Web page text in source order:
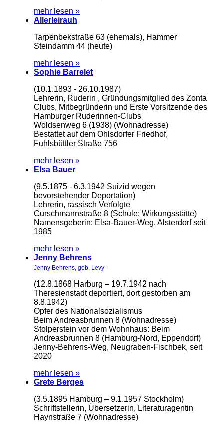
mehr lesen »
Allerleirauh
Tarpenbekstraße 63 (ehemals), Hammer
Steindamm 44 (heute)
mehr lesen »
Sophie Barrelet
(10.1.1893 - 26.10.1987)
Lehrerin, Ruderin , Gründungsmitglied des Zonta
Clubs, Mitbegründerin und Erste Vorsitzende des
Hamburger Ruderinnen-Clubs
Woldsenweg 6 (1938) (Wohnadresse)
Bestattet auf dem Ohlsdorfer Friedhof,
Fuhlsbüttler Straße 756
mehr lesen »
Elsa Bauer
(9.5.1875 - 6.3.1942 Suizid wegen
bevorstehender Deportation)
Lehrerin, rassisch Verfolgte
Curschmannstraße 8 (Schule: Wirkungsstätte)
Namensgeberin: Elsa-Bauer-Weg, Alsterdorf seit
1985
mehr lesen »
Jenny Behrens
Jenny Behrens, geb. Levy
(12.8.1868 Harburg – 19.7.1942 nach
Theresienstadt deportiert, dort gestorben am
8.8.1942)
Opfer des Nationalsozialismus
Beim Andreasbrunnen 8 (Wohnadresse)
Stolperstein vor dem Wohnhaus: Beim
Andreasbrunnen 8 (Hamburg-Nord, Eppendorf)
Jenny-Behrens-Weg, Neugraben-Fischbek, seit
2020
mehr lesen »
Grete Berges
(3.5.1895 Hamburg – 9.1.1957 Stockholm)
Schriftstellerin, Übersetzerin, Literaturagentin
Haynstraße 7 (Wohnadresse)